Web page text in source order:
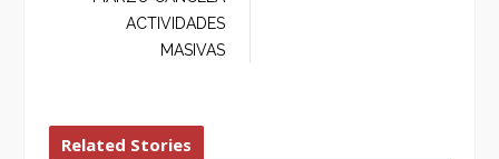
ACTIVIDADES
MASIVAS
Related Stories